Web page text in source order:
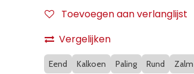
Toevoegen aan verlanglijst
Vergelijken
Eend Kalkoen Paling Rund Zalm